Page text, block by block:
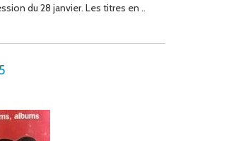
du 28 janvier. Les titres en ..